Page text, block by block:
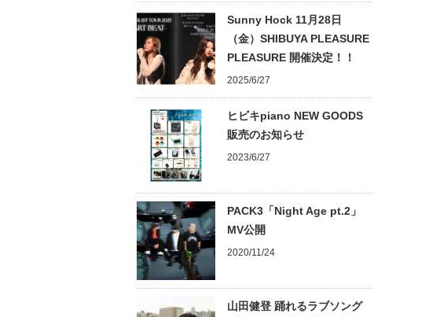
Sunny Hock 11月28日
（金）SHIBUYA PLEASURE
PLEASURE 開催決定！！
2025/6/27
ヒビキpiano NEW GOODS
販売のお知らせ
2023/6/27
PACK3「Night Age pt.2」
MV公開
2020/11/24
山田健登 踊れるラブソング